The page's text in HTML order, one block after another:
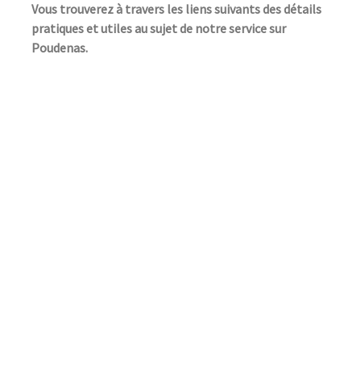
Vous trouverez à travers les liens suivants des détails
pratiques et utiles au sujet de notre service sur
Poudenas.